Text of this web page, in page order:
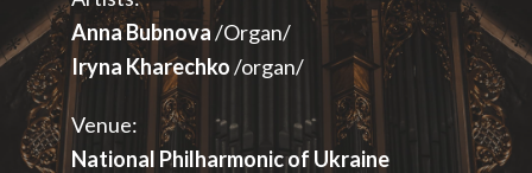
Anna Bubnova/Organ/
Iryna Kharechko/organ/
Venue:
National Philharmonic of Ukraine